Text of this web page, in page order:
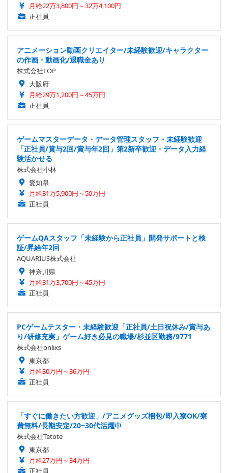
月給22万3,800円～32万4,100円
正社員
アニメーション動画クリエイター/未経験歓迎/キャラクター
の作画・動画化/退職金あり
株式会社LOP
大阪府
月給29万1,200円～45万円
正社員
ゲームマスターデータ・データ管理スタッフ・未経験歓迎
「正社員/賞与2回/賞与年2回」第2新卒歓迎・データ入力経
験活かせる
株式会社小林
愛知県
月給31万5,900円～50万円
正社員
ゲームQAスタッフ「未経験から正社員」開発サポートと検
証/昇給年2回
AQUARIUS株式会社
神奈川県
月給31万3,700円～45万円
正社員
PCゲームテスター・未経験歓迎「正社員/土日祝休み/賞与あ
り/研修充実」ゲーム好き必見の職場/杉並区勤務/9771
株式会社onlixs
東京都
月給30万円～36万円
正社員
「すぐに働きたい方歓迎」/アニメグッズ梱包/即入寮OK/寮
費無料/長期安定/20~30代活躍中
株式会社Tetote
東京都
月給27万円～34万円
正社員